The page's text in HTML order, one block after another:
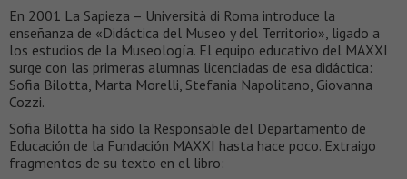
En 2001 La Sapieza – Università di Roma introduce la
enseñanza de «Didáctica del Museo y del Territorio», ligado a
los estudios de la Museología. El equipo educativo del MAXXI
surge con las primeras alumnas licenciadas de esa didáctica:
Sofia Bilotta, Marta Morelli, Stefania Napolitano, Giovanna
Cozzi.
Sofia Bilotta ha sido la Responsable del Departamento de
Educación de la Fundación MAXXI hasta hace poco. Extraigo
fragmentos de su texto en el libro: